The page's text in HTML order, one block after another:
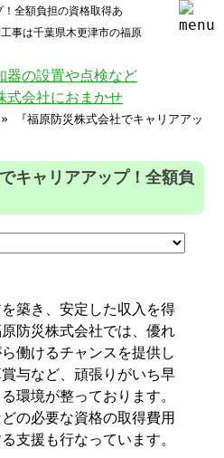
！全額負担の資格取得あ
事は千葉県木更津市の福原
» 『福原防災株式会社でキャリアアッ
キャリアアップ！全額負
築き、安定した収入を得
防災株式会社では、優れ
働けるチャンスを提供し
与など、頑張りがいち早
環境が整っております。
の必要な資格の取得費用
支援も行なっています。